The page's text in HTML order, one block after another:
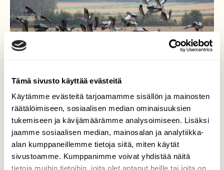
Tämä sivusto käyttää evästeitä
Käytämme evästeitä tarjoamamme sisällön ja mainosten
räätälöimiseen, sosiaalisen median ominaisuuksien
tukemiseen ja kävijämäärämme analysoimiseen. Lisäksi
jaamme sosiaalisen median, mainosalan ja analytiikka-
alan kumppaneillemme tietoja siitä, miten käytät
sivustoamme. Kumppanimme voivat yhdistää näitä
Syksy
tänä syksynä kurkia vähemmän kuin ennen